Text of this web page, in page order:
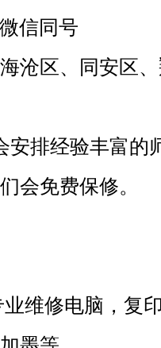
信同号
沧区、同安区
安排经验丰富的
会免费保修。
维修电脑，复